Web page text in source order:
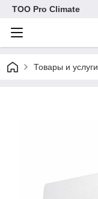
ТОО Pro Climate
Товары и услуги